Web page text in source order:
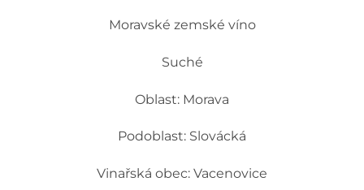
Moravské zemské víno
Suché
Oblast: Morava
Podoblast: Slovácká
Vinařská obec: Vacenovice